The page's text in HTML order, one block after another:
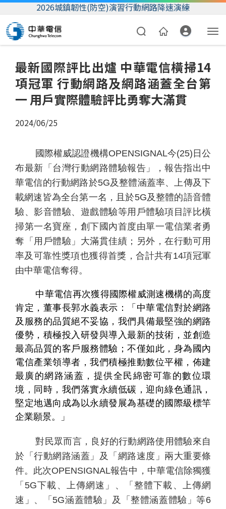
2026城鎮韌性(防空)演習行動網路降速演練
帳單繳費
我的帳號
個
人
家
庭
企
業
國
際
科
技
研
發
關
於
我
們
產品
最新國際評比出爐 中華電信橫掃14
項冠軍 行動網路及網路涵蓋全台第
一 用戶實際體驗評比勇奪大滿貫
2024/06/25
國際權威認證機構OPENSIGNAL今(25) 日公
布最新「台灣行動網路體驗報告」，報告指出中
華電信的行動網路於5G及整體涵蓋率、上傳及下
載網速皆為全台第一名，且於5G及整體的語音體
驗、影音體驗、遊戲體驗等用戶體驗項目評比橫
掃第一名寶座，創下國內首度由單一電信業者勇
奪「用戶體驗」大滿貫佳績；另外，在行動可用
率及可靠性獎項也獲得首獎，合計共有14項冠軍
由中華電信奪得。
中華電信再次獲得國際權威測速機構的高度
肯定，董事長郭水義表示：「中華電信對於網路
及服務的品質絕不妥協，我們具備最堅強的網路
優勢，積極投入研發與導入最新的技術，並創造
最高品質的客戶服務體驗；不僅如此，身為國內
電信產業領導者，我們積極推動數位平權，佈建
最廣的網路涵蓋，提供全民綿密可靠的數位環
境，同時，我們落實永續低碳，迎向綠色通訊，
堅定地邁向成為以永續發展為基礎的國際級標竿
企業願景。」
對民眾而言，良好的行動網路使用體驗來自
於「行動網路涵蓋」及「網路速度」兩大重要條
件。此次OPENSIGNAL報告中，中華電信除獨獲
「 5G下載、上傳網速」、「整體下載、上傳網
速」、「 5G涵蓋體驗」及「整體涵蓋體驗」等6